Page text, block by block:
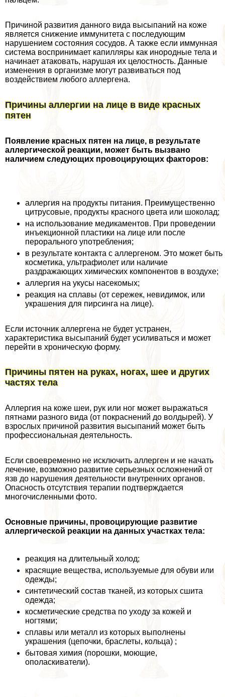
Причиной развития данного вида высыпаний на коже
является снижение иммунитета с последующим
нарушением состояния сосудов. А также если иммунная
система воспринимает капилляры как инородные тела и
начинает атаковать, нарушая их целостность. Данные
изменения в организме могут развиваться под
воздействием любого аллергена.
Причины аллергии на лице в виде красных
пятен
Появление красных пятен на лице, в результате
аллергической реакции, может быть вызвано
наличием следующих провоцирующих факторов:
аллергия на продукты питания. Преимущественно
цитрусовые, продукты красного цвета или шоколад;
на использование медикаментов. При проведении
инъекционной пластики на лице или после
перopaльного употрeбления;
в результате контакта с аллергеном. Это может быть
косметика, ультрафиолет или наличие
раздражающих химических компонентов в воздухе;
аллергия на укусы насекомых;
реакция на сплавы (от сережек, невидимок, или
украшения для пирсинга на лице).
Если источник аллергена не будет устранен,
хаpaктеристика высыпаний будет усиливаться и может
перейти в хроническую форму.
Причины пятен на руках, ногах, шее и других
частях тела
Аллергия на коже шеи, рук или ног может выражаться
пятнами разного вида (от покраснений до волдырей). У
взрослых причиной развития высыпаний может быть
профессиональная деятельность.
Если своевременно не исключить аллерген и не начать
лечение, возможно развитие серьезных осложнений от
язв до нарушения деятельности внутренних органов.
Опасность отсутствия терапии подтверждается
многочисленными фото.
Основные причины, провоцирующие развитие
аллергической реакции на данных участках тела:
реакция на длительный холод;
красящие вещества, используемые для обуви или
одежды;
синтетический состав тканей, из которых сшита
одежда;
косметические средства по уходу за кожей и
ногтями;
сплавы или металл из которых выполнены
украшения (цепочки, браслеты, кольца) ;
бытовая химия (порошки, моющие,
ополаскиватели).